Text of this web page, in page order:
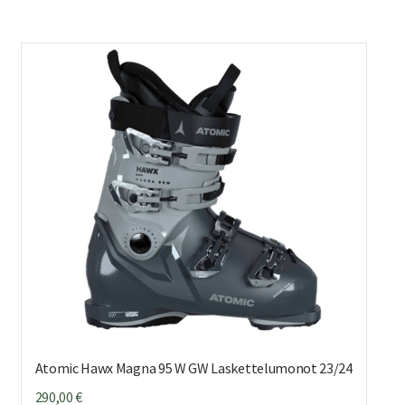
Atomic Hawx Magna 95 W GW Laskettelumonot 23/24
290,00€